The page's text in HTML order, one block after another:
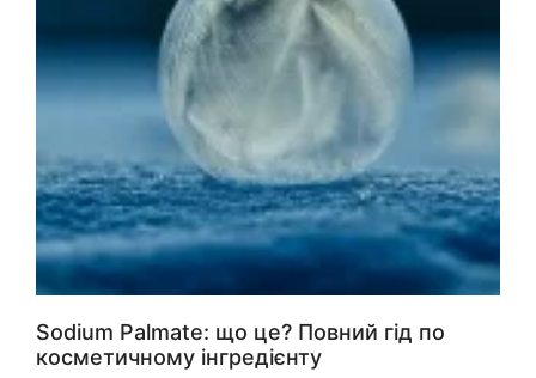
Sodium Palmate: що це? Повний гід по
косметичному інгредієнту